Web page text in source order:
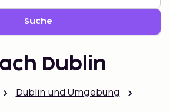
Suche
Dublin
Dublin und Umgebung